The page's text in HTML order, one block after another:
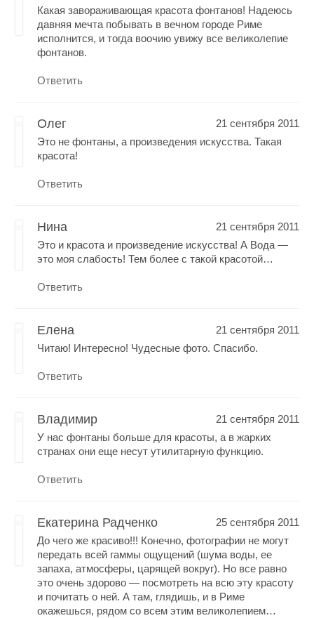
Какая завораживающая красота фонтанов! Надеюсь
давняя мечта побывать в вечном городе Риме
исполнится, и тогда воочию увижу все великолепие
фонтанов.
Ответить
Олег
21 сентября 2011
Это не фонтаны, а произведения искусства. Такая
красота!
Ответить
Нина
21 сентября 2011
Это и красота и произведение искусства! А Вода —
это моя слабость! Тем более с такой красотой…
Ответить
Елена
21 сентября 2011
Читаю! Интересно! Чудесные фото. Спасибо.
Ответить
Владимир
21 сентября 2011
У нас фонтаны больше для красоты, а в жарких
странах они еще несут утилитарную функцию.
Ответить
Екатерина Радченко
25 сентября 2011
До чего же красиво!!! Конечно, фотографии не могут
передать всей гаммы ощущений (шума воды, ее
запаха, атмосферы, царящей вокруг). Но все равно
это очень здорово — посмотреть на всю эту красоту
и почитать о ней. А там, глядишь, и в Риме
окажешься, рядом со всем этим великолепием…